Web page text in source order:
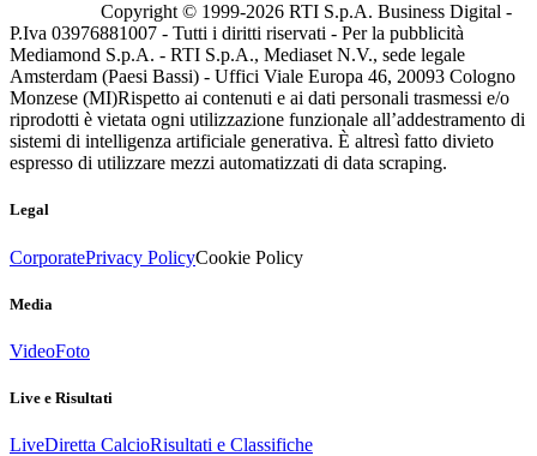
Copyright © 1999-2026 RTI S.p.A. Business Digital -
P.Iva 03976881007 - Tutti i diritti riservati - Per la pubblicità
Mediamond S.p.A. - RTI S.p.A., Mediaset N.V., sede legale
Amsterdam (Paesi Bassi) - Uffici Viale Europa 46, 20093 Cologno
Monzese (MI)Rispetto ai contenuti e ai dati personali trasmessi e/o
riprodotti è vietata ogni utilizzazione funzionale all’addestramento di
sistemi di intelligenza artificiale generativa. È altresì fatto divieto
espresso di utilizzare mezzi automatizzati di data scraping.
Legal
CorporatePrivacy PolicyCookie Policy
Media
VideoFoto
Live e Risultati
LiveDiretta CalcioRisultati e Classifiche